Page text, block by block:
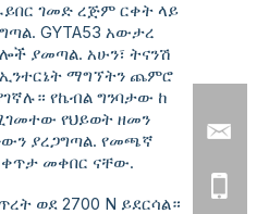
ገመድ ረጅም ርቀት ላይ
GYTA53 አውታረ
ያመጣል. አሁን፣ ትናንሽ
ማግኘትን ጨምሮ
የኬብል ግንባታው ከ
የህይወት ዘመን
ያረጋግጣል. የመጫኛ
ቀጥታ መቀበር ናቸው.
ወደ 2700 N ይደርሳል።